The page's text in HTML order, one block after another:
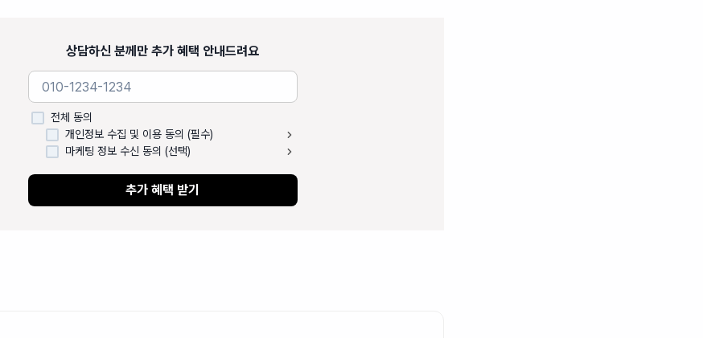
상담하신 분께만 추가 혜택 안내드려요
전체 동의
개인정보 수집 및 이용 동의 (필수)
마케팅 정보 수신 동의 (선택)
추가 혜택 받기